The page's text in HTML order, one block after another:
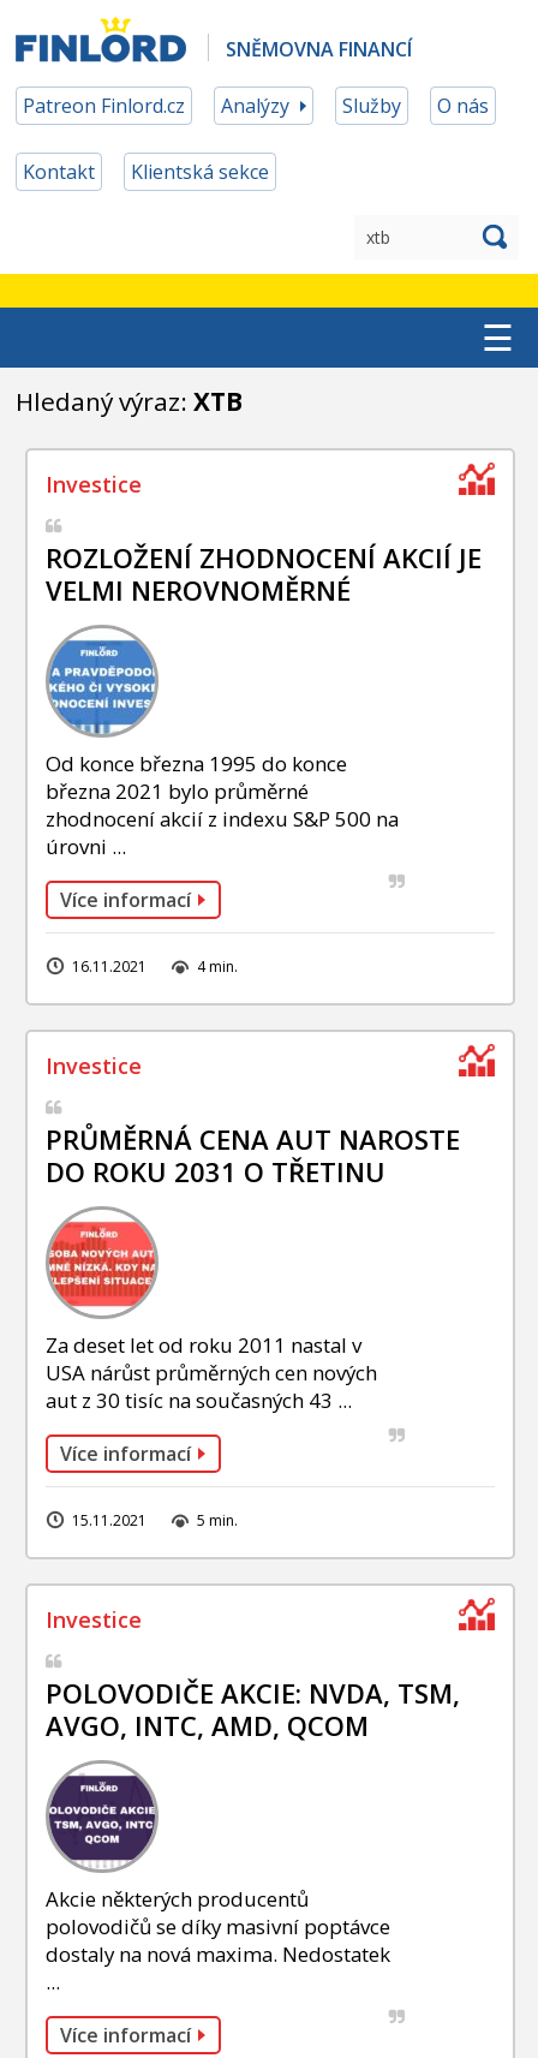
SNĚMOVNA FINANCÍ
Patreon Finlord.cz Analýzy Služby O nás
Kontakt Klientská sekce
☰
TOP ETF
INVESTIČNÍ STRATEGIE
FOND SLAVIC CAPITAL
Hledaný výraz:XTB
ROZLOŽENÍ ZHODNOCENÍ AKCIÍ JE
VELMI NEROVNOMĚRNÉ
Od konce března 1995 do konce
března 2021 bylo průměrné
zhodnocení akcií z indexu S&P 500 na
úrovni ...
Více informací
16.11.2021 4 min.
PRŮMĚRNÁ CENA AUT NAROSTE
DO ROKU 2031 O TŘETINU
Za deset let od roku 2011 nastal v
USA nárůst průměrných cen nových
aut z 30 tisíc na současných 43 ...
Více informací
15.11.2021 5 min.
POLOVODIČE AKCIE: NVDA, TSM,
AVGO, INTC, AMD, QCOM
Akcie některých producentů
polovodičů se díky masivní poptávce
dostaly na nová maxima. Nedostatek
...
Více informací